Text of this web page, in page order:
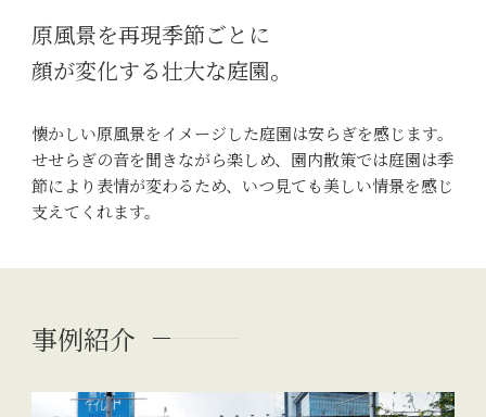
原風景を再現季節ごとに
顔が変化する壮大な庭園。
懐かしい原風景をイメージした庭園は安らぎを感じます。
せせらぎの音を聞きながら楽しめ、園内散策では庭園は季
節により表情が変わるため、いつ見ても美しい情景を感じ
支えてくれます。
事例紹介